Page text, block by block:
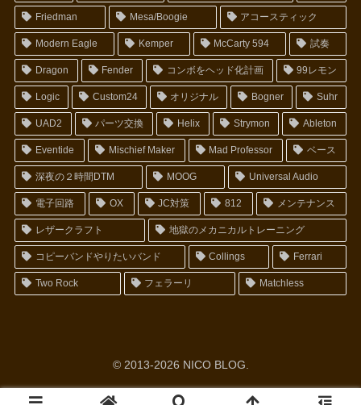
Friedman Mesa/Boogie アコースティック
Modern Eagle Kemper McCarty 594 試奏
Dragon Fender コンボをヘッド化計画 99レモン
Logic Custom24 オリジナル Bogner Suhr
UAD2 パーツ交換 Helix Strymon Ableton
Eventide Mischief Maker Mad Professor ベース
深夜の２時間DTM MOOG Universal Audio
電子回路 OX JC対策 812 メンテナンス
レザークラフト 地獄のメカニカルトレーニング
コピーバンドやりたいバンド Collings Ferrari
Two Rock フェラーリ Matchless
© 2013-2026 NICO BLOG.